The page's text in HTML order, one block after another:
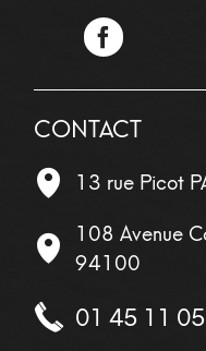
CONTACT
13 rue Picot
108 Avenue
94100
01 45 11